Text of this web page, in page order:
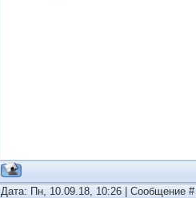
Дата: Пн, 10.09.18, 10:26 | Сообщение #